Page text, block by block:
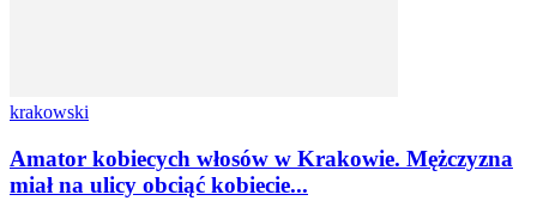
krakowski
Amator kobiecych włosów w Krakowie. Mężczyzna
miał na ulicy obciąć kobiecie...